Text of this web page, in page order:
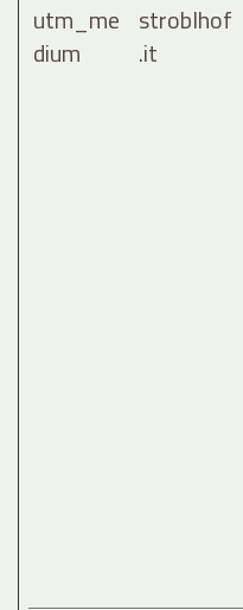
utm_me
dium
stroblhof
.it